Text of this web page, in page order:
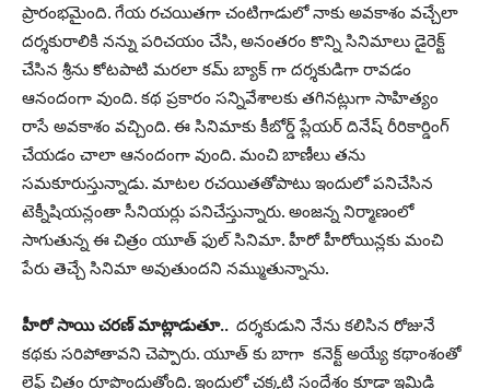
ప్రారంభమైంది. గేయ రచయితగా చంటిగాడులో నాకు అవకాశం వచ్చేలా
దర్శకురాలికి నన్ను పరిచయం చేసి, అనంతరం కొన్ని సినిమాలు డైరెక్ట్
చేసిన శ్రీను కోటపాటి మరలా కమ్ బ్యాక్ గా దర్శకుడిగా రావడం
ఆనందంగా వుంది. కథ ప్రకారం సన్నివేశాలకు తగినట్లుగా సాహిత్యం
రాసే అవకాశం వచ్చింది. ఈ సినిమాకు కీబోర్డ్ ప్లేయర్ దినేష్ రీరికార్డింగ్
చేయడం చాలా ఆనందంగా వుంది. మంచి బాణీలు తను
సమకూరుస్తున్నాడు. మాటల రచయితతోపాటు ఇందులో పనిచేసిన
టెక్నీషియన్లంతా సీనియర్లు పనిచేస్తున్నారు. అంజన్న నిర్మాణంలో
సాగుతున్న ఈ చిత్రం యూత్ ఫుల్ సినిమా. హీరో హీరోయిన్లకు మంచి
పేరు తెచ్చే సినిమా అవుతుందని నమ్ముతున్నాను.
హీరో సాయి చరణ్ మాట్లాడుతూ.. దర్శకుడుని నేను కలిసిన రోజునే
కథకు సరిపోతావని చెప్పారు. యూత్ కు బాగా కనెక్ట్ అయ్యే కథాంశంతో
లైఫ్ చిత్రం రూపొందుతోంది. ఇందులో చక్కటి సందేశం కూడా ఇమిడి